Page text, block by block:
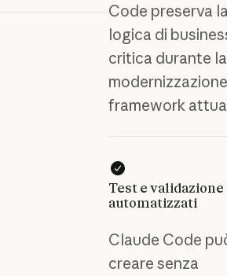
Code preserva
logica di
critica durante la
framework
Test e validazione
automatizzati
Claude Code
creare senza